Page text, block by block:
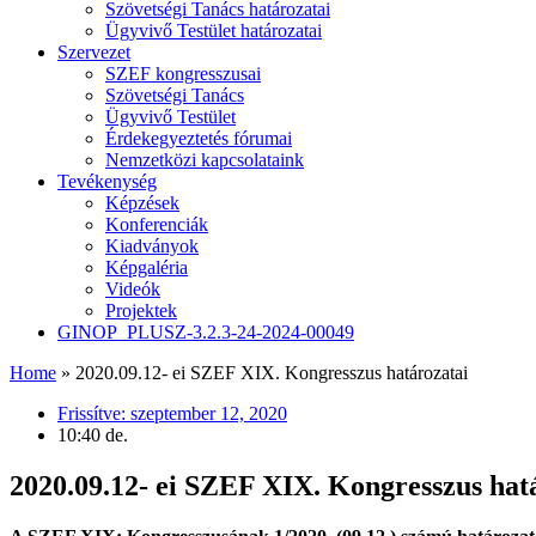
Szövetségi Tanács határozatai
Ügyvivő Testület határozatai
Szervezet
SZEF kongresszusai
Szövetségi Tanács
Ügyvivő Testület
Érdekegyeztetés fórumai
Nemzetközi kapcsolataink
Tevékenység
Képzések
Konferenciák
Kiadványok
Képgaléria
Videók
Projektek
GINOP_PLUSZ-3.2.3-24-2024-00049
Home » 2020.09.12- ei SZEF XIX. Kongresszus határozatai
Frissítve: szeptember 12, 2020
10:40 de.
2020.09.12- ei SZEF XIX. Kongresszus